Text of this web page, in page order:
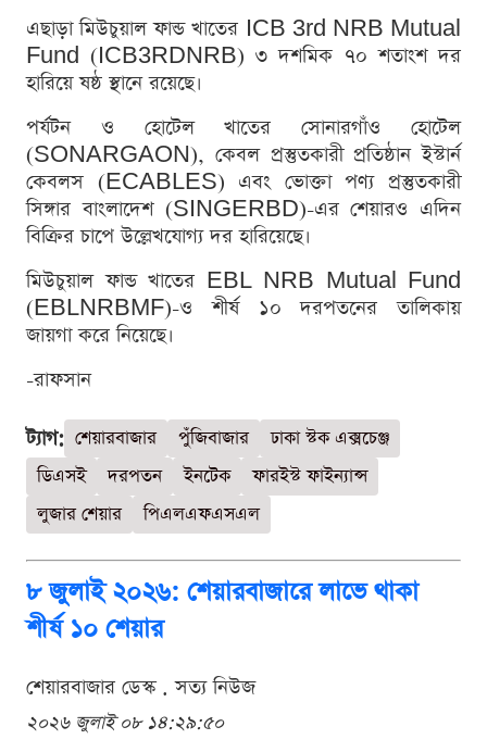
এছাড়া মিউচুয়াল ফান্ড খাতের ICB 3rd NRB Mutual
Fund (ICB3RDNRB) ৩ দশমিক ৭০ শতাংশ দর
হারিয়ে ষষ্ঠ স্থানে রয়েছে।
পর্যটন ও হোটেল খাতের সোনারগাঁও হোটেল
(SONARGAON), কেবল প্রস্তুতকারী প্রতিষ্ঠান ইস্টার্ন
কেবলস (ECABLES) এবং ভোক্তা পণ্য প্রস্তুতকারী
সিঙ্গার বাংলাদেশ (SINGERBD)-এর শেয়ারও এদিন
বিক্রির চাপে উল্লেখযোগ্য দর হারিয়েছে।
মিউচুয়াল ফান্ড খাতের EBL NRB Mutual Fund
(EBLNRBMF)-ও শীর্ষ ১০ দরপতনের তালিকায়
জায়গা করে নিয়েছে।
-রাফসান
ট্যাগ: শেয়ারবাজার পুঁজিবাজার
ঢাকা স্টক এক্সচেঞ্জ
ডিএসই
দরপতন ইনটেক
ফারইস্ট ফাইন্যান্স
লুজার শেয়ার
পিএলএফএসএল
৮ জুলাই ২০২৬: শেয়ারবাজারে লাভে থাকা
শীর্ষ ১০ শেয়ার
শেয়ারবাজার ডেস্ক . সত্য নিউজ
২০২৬ জুলাই ০৮ ১৪:২৯:৫০